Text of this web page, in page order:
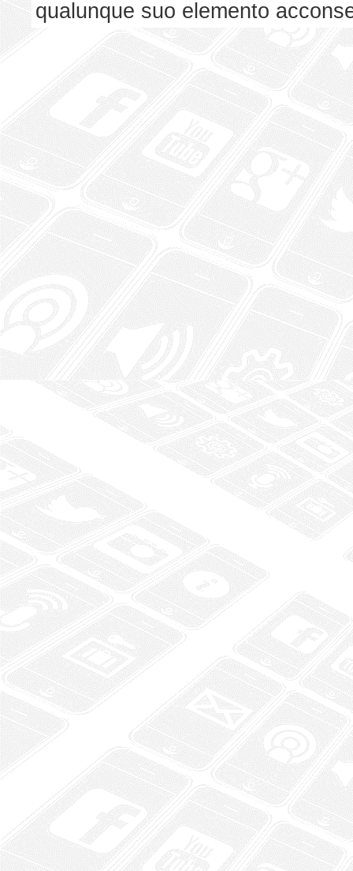
qualunque suo elemento